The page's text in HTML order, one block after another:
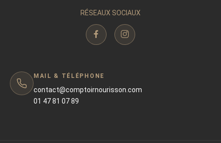
RÉSEAUX SOCIAUX
MAIL & TÉLÉPHONE
contact@comptoirnourisson.com
01 47 81 07 89